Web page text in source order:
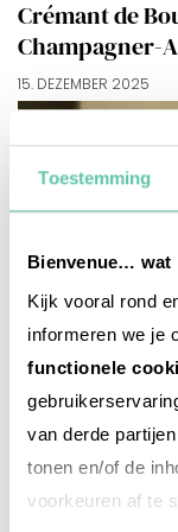
Toestemming
Bienvenue… wat
Kijk vooral rond
informeren we je
functionele
van derde
tonen en/of de
voorkeuren af te
Crémant de
Champagner-
15. DEZEMBER 2025